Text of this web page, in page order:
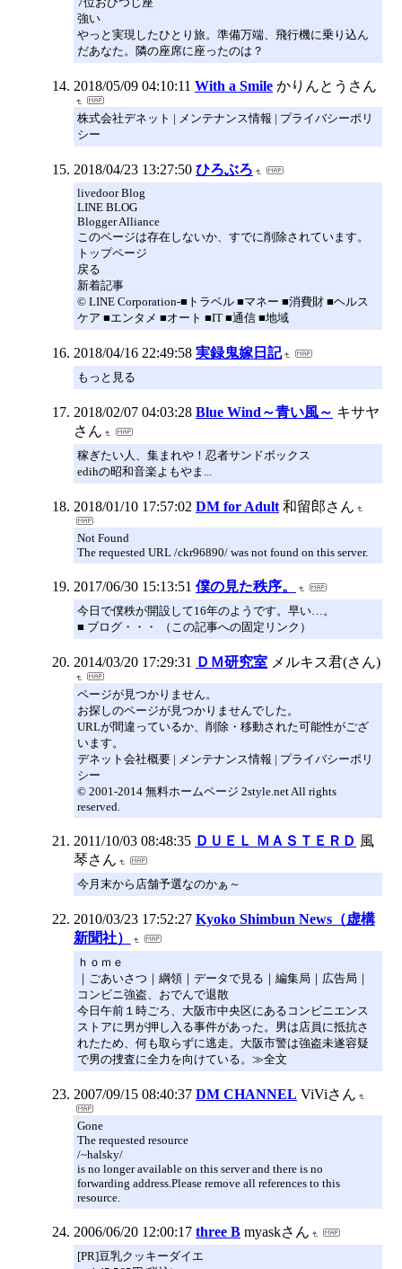
強い
やっと実現したひとり旅。準備万端、飛行機に乗り込ん
だあなた。隣の座席に座ったのは？
2018/05/09 04:10:11 With a Smile かりんとうさん
株式会社デネット | メンテナンス情報 | プライバシーポリ
シー
2018/04/23 13:27:50 ひろぶろ
livedoor Blog
LINE BLOG
Blogger Alliance
このページは存在しないか、すでに削除されています。
トップページ
戻る
新着記事
© LINE Corporation-■トラベル ■マネー ■消費財 ■ヘルス
ケア ■エンタメ ■オート ■IT ■通信 ■地域
2018/04/16 22:49:58 実録鬼嫁日記
もっと見る
2018/02/07 04:03:28 Blue Wind～青い風～ キサヤ
さん
稼ぎたい人、集まれや！忍者サンドボックス
edihの昭和音楽よもやま...
2018/01/10 17:57:02 DM for Adult 和留郎さん
Not Found
The requested URL /ckr96890/ was not found on this server.
2017/06/30 15:13:51 僕の見た秩序。
今日で僕秩が開設して16年のようです。早い…。
■ ブログ・・・ （この記事への固定リンク）
2014/03/20 17:29:31 ＤＭ研究室 メルキス君(さん)
ページが見つかりません。
お探しのページが見つかりませんでした。
URLが間違っているか、削除・移動された可能性がござ
います。
デネット会社概要 | メンテナンス情報 | プライバシーポリ
シー
© 2001-2014 無料ホームページ 2style.net All rights
reserved.
2011/10/03 08:48:35 ＤＵＥＬ ＭＡＳＴＥＲＤ 風
琴さん
今月末から店舗予選なのかぁ～
2010/03/23 17:52:27 Kyoko Shimbun News（虚構
新聞社）
ｈｏｍｅ
｜ごあいさつ｜綱領｜データで見る｜編集局｜広告局｜
コンビニ強盗、おでんで退散
今日午前１時ごろ、大阪市中央区にあるコンビニエンス
ストアに男が押し入る事件があった。男は店員に抵抗さ
れたため、何も取らずに逃走。大阪市警は強盗未遂容疑
で男の捜査に全力を向けている。≫全文
2007/09/15 08:40:37 DM CHANNEL ViViさん
Gone
The requested resource
/~halsky/
is no longer available on this server and there is no
forwarding address.Please remove all references to this
resource.
2006/06/20 12:00:17 three B myaskさん
[PR]豆乳クッキーダイエ